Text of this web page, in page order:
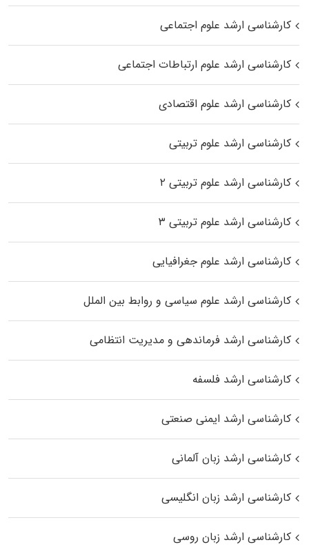
کارشناسی ارشد علوم اجتماعی
کارشناسی ارشد علوم ارتباطات اجتماعی
کارشناسی ارشد علوم اقتصادی
کارشناسی ارشد علوم تربیتی
کارشناسی ارشد علوم تربیتی ۲
کارشناسی ارشد علوم تربیتی ۳
کارشناسی ارشد علوم جغرافیایی
کارشناسی ارشد علوم سیاسی و روابط بین الملل
کارشناسی ارشد فرماندهی و مدیریت انتظامی
کارشناسی ارشد فلسفه
کارشناسی ارشد ایمنی صنعتی
کارشناسی ارشد زبان آلمانی
کارشناسی ارشد زبان انگلیسی
کارشناسی ارشد زبان روسی